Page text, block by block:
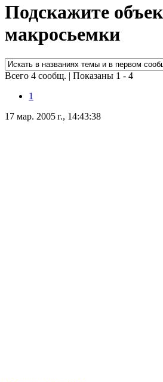
Подскажите
макросьемки
Всего 4 сообщ. | Показаны 1 - 4
1
17 мар. 2005 г., 14:43:38